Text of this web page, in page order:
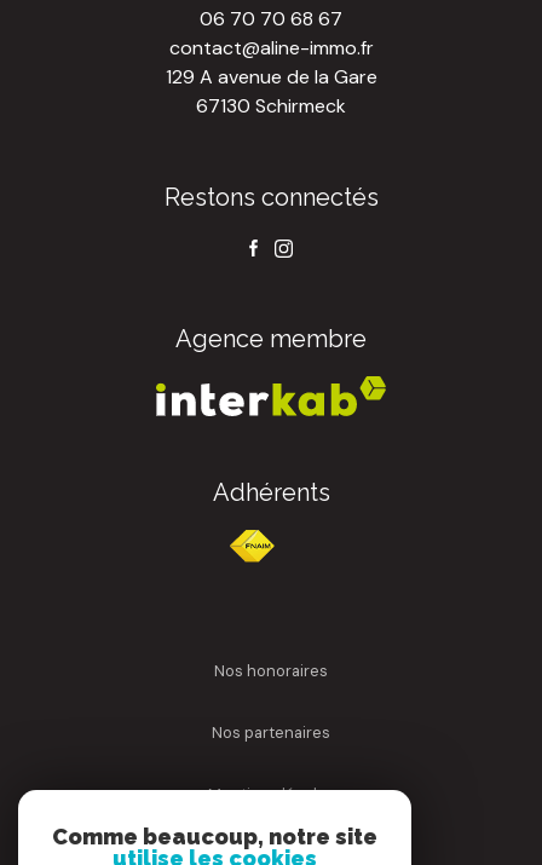
06 70 70 68 67
contact@aline-immo.fr
129 A avenue de la Gare
67130 Schirmeck
Restons connectés
Agence membre
Adhérents
nos honoraires
nos partenaires
mentions légales
admin
Comme beaucoup, notre site
utilise les cookies